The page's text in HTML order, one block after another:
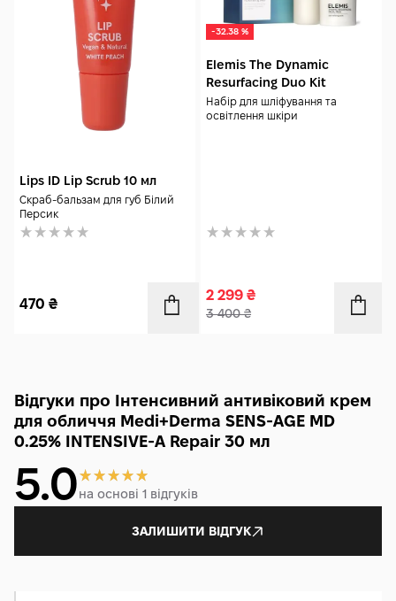
Lips ID Lip Scrub 10 мл
Скраб-бальзам для губ Білий
Персик
470 ₴
-32.38 %
Elemis The Dynamic
Resurfacing Duo Kit
Набір для шліфування та
освітлення шкіри
2 299 ₴
3 400₴
Відгуки про Інтенсивний антивіковий крем
для обличчя Medi+Derma SENS-AGE MD
0.25% INTENSIVE-A Repair 30 мл
5.0на основі 1 відгуків
ЗАЛИШИТИ ВІДГУК